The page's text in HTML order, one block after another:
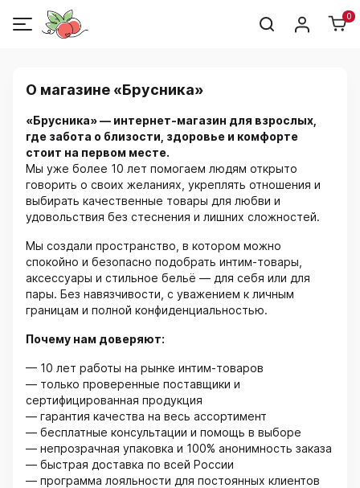
0
О магазине «Брусника»
«Брусника» — интернет-магазин для взрослых,
где забота о близости, здоровье и комфорте
стоит на первом месте.
Мы уже более 10 лет помогаем людям открыто
говорить о своих желаниях, укреплять отношения и
выбирать качественные товары для любви и
удовольствия без стеснения и лишних сложностей.
Мы создали пространство, в котором можно
спокойно и безопасно подобрать интим-товары,
аксессуары и стильное бельё — для себя или для
пары. Без навязчивости, с уважением к личным
границам и полной конфиденциальностью.
Почему нам доверяют:
— 10 лет работы на рынке интим-товаров
— только проверенные поставщики и
сертифицированная продукция
— гарантия качества на весь ассортимент
— бесплатные консультации и помощь в выборе
— непрозрачная упаковка и 100% анонимность заказа
— быстрая доставка по всей России
— программа лояльности для постоянных клиентов